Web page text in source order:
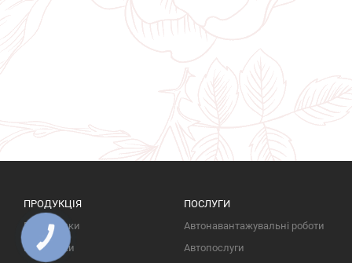
ПРОДУКЦІЯ
Пам'ятники
Надгробки
ПОСЛУГИ
Автонавантажувальні роботи
Автопослуги
КНОПКА
ЗВ'ЯЗКУ